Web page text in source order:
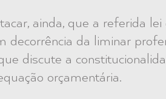
ainda, que a referida
decorrência da liminar
discute a
orçamentária.